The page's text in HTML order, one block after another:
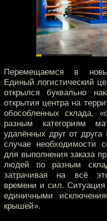
Перемещаемся в
Единый логистический
открылся буквально
открытия центра на
обособленных склада,
разным категориям
удалённых друг от друга
случае необходимости
для выполнения заказа
людей по разным
затрачивая на всё
времени и сил. Ситуация
единичными
крышей».